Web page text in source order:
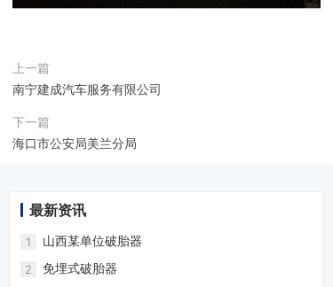
上一篇
南宁建成汽车服务有限公司
下一篇
海口市公安局美兰分局
最新资讯
1 山西某单位破胎器
2 免埋式破胎器